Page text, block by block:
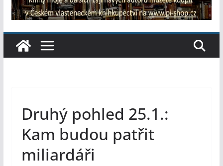
Druhý pohled 25.1.:
Kam budou patřit
miliardáři